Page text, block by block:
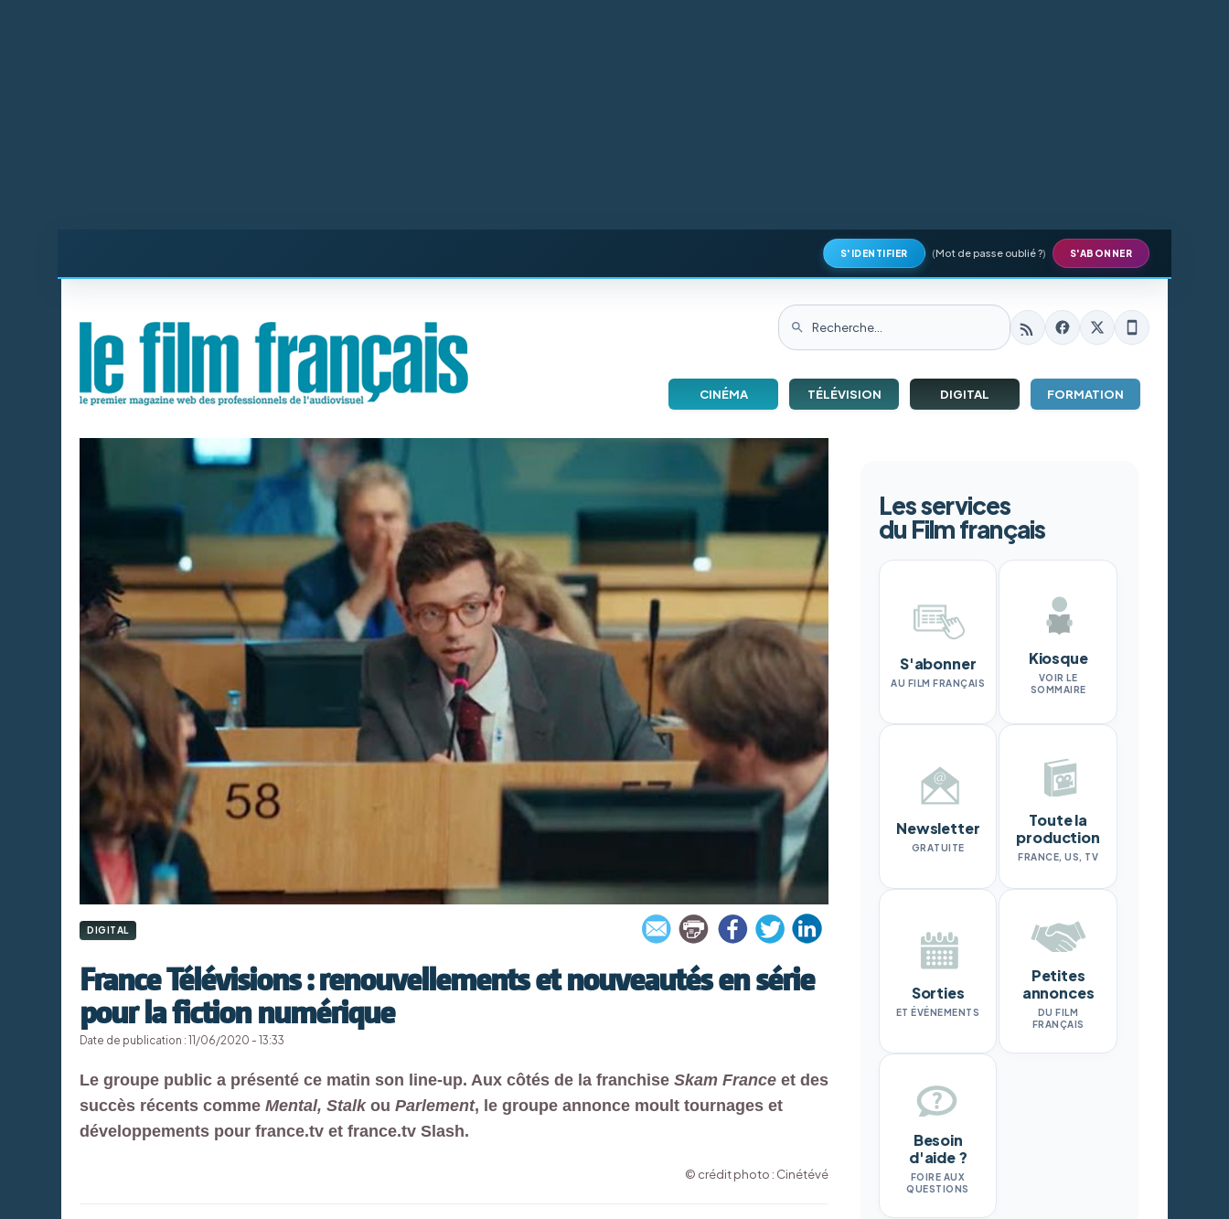
S'IDENTIFIER (Mot de passe oublié ?) S'ABONNER
CINÉMA TÉLÉVISION DIGITAL FORMATION
DIGITAL
France Télévisions : renouvellements et nouveautés en série
pour la fiction numérique
Date de publication : 11/06/2020 - 13:33
Le groupe public a présenté ce matin son line-up. Aux côtés de la franchise Skam France et des
succès récents comme Mental, Stalkou Parlement, le groupe annonce moult tournages et
développements pour france.tv et france.tv Slash.
© crédit photo : Cinétévé
Les services
du Film français
S'abonner
AU FILM FRANÇAIS
Kiosque
VOIR LE
SOMMAIRE
Newsletter
GRATUITE
Toute la
production
FRANCE, US, TV
Sorties
ET ÉVÉNEMENTS
Petites
annonces
DU FILM
FRANÇAIS
Besoin
d'aide ?
FOIRE AUX
QUESTIONS